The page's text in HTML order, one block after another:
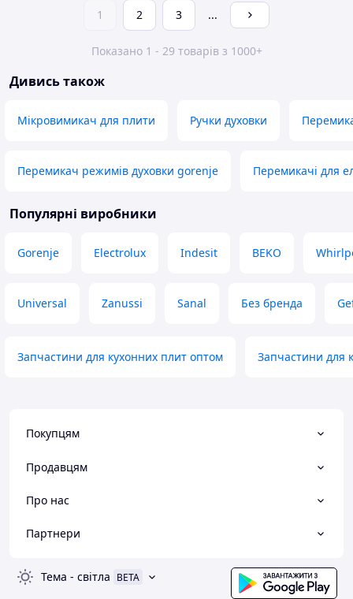
1 2 3 ...
Показано 1 - 29 товарів з 1000+
Дивись також
Мікровимикач для плити Ручки духовки
Перемикач режимів духовки gorenje Перемикачі для
Популярні виробники
Gorenje Electrolux Indesit BEKO
Universal Zanussi Sanal Без бренда
Запчастини для кухонних плит оптом Запчастини для
Покупцям
Продавцям
Про нас
Партнери
Тема - світла BETA